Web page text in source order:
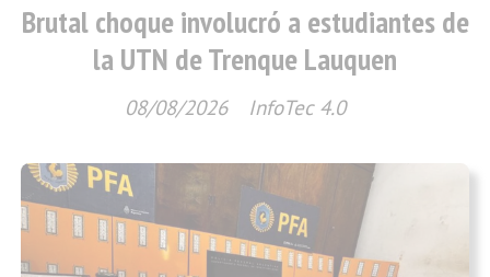
Brutal choque involucró a estudiantes de
la UTN de Trenque Lauquen
InfoTec 4.0
08/08/2026